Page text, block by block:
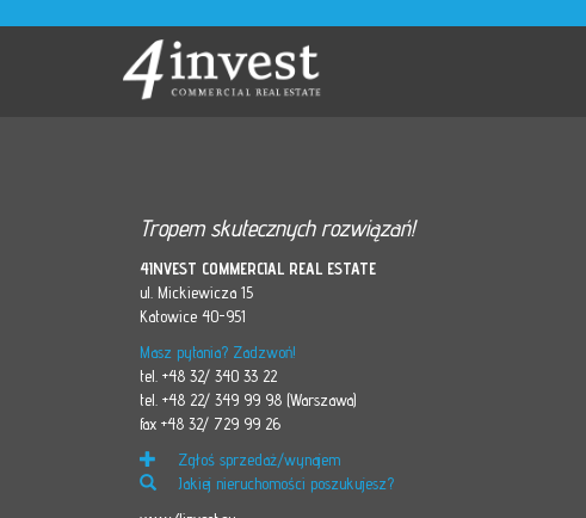
Tropem skutecznych rozwiązań!
4INVEST COMMERCIAL REAL ESTATE
ul. Mickiewicza 15
Katowice 40-951
Masz pytania? Zadzwoń!
tel. +48 32/ 340 33 22
tel. +48 22/ 349 99 98 (Warszawa)
fax +48 32/ 729 99 26
Zgłoś sprzedaż/wynajem
Jakiej nieruchomości poszukujesz?